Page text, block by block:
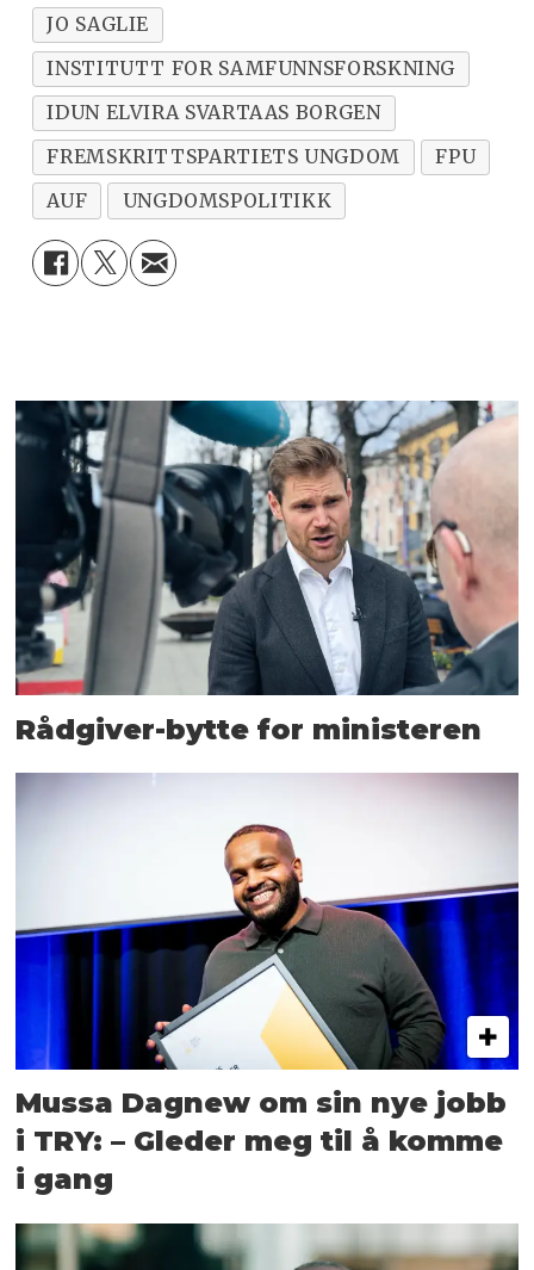
JO SAGLIE
INSTITUTT FOR SAMFUNNSFORSKNING
IDUN ELVIRA SVARTAAS BORGEN
FREMSKRITTSPARTIETS UNGDOM
FPU
AUF
UNGDOMSPOLITIKK
Rådgiver-bytte for ministeren
Mussa Dagnew om sin nye jobb
i TRY: – Gleder meg til å komme
i gang